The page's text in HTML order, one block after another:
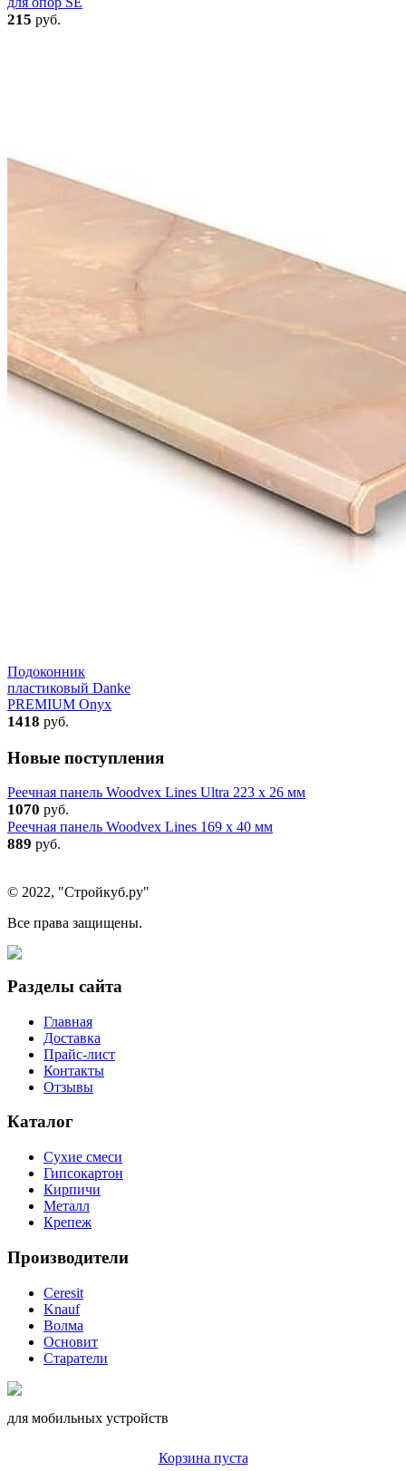
215 руб.
Подоконник
пластиковый Danke
PREMIUM Onyx
1418 руб.
Новые поступления
Реечная панель Woodvex Lines Ultra 223 x 26 мм
1070 руб.
Реечная панель Woodvex Lines 169 x 40 мм
889 руб.
© 2022, "Стройкуб.ру"
Все права защищены.
Разделы сайта
Главная
Доставка
Прайс-лист
Контакты
Отзывы
Каталог
Сухие смеси
Гипсокартон
Кирпичи
Металл
Крепеж
Производители
Ceresit
Knauf
Волма
Основит
Старатели
для мобильных устройств
Корзина пуста